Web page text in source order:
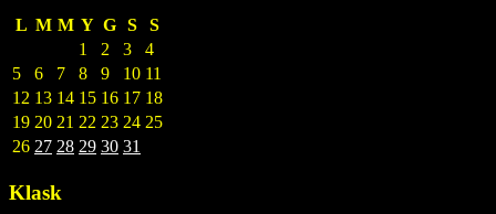
L M M Y G S
S
1
2 3
4
5
6 7 8 9 10 11
12 13 14 15 16 17 18
19 20 21 22 23 24 25
26 27 28 29 30 31
Klask